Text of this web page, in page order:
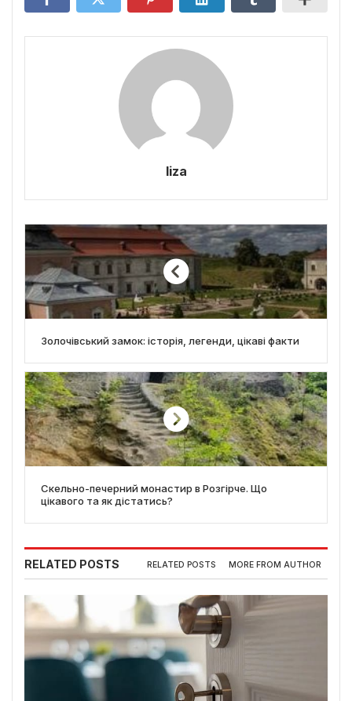
liza
Золочівський замок: історія, легенди, цікаві факти
Скельно-печерний монастир в Розгірче. Що
цікавого та як дістатись?
RELATED POSTS RELATED POSTS MORE FROM AUTHOR